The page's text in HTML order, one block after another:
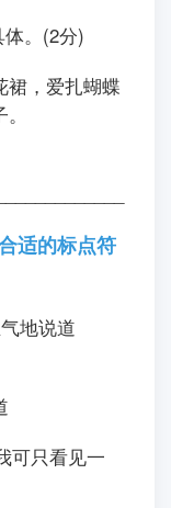
体。(2分)
裙，爱扎蝴蝶
子。
适的标点符
地说道
道
可只看见一